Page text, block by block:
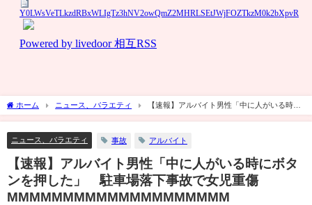
ホーム ニュース、バラエティ
【速報】アルバイト男性「中に人がいる時に
ボタンを押した」 駐車場落下事故で女児重傷MMMMMMMMMMMMMMMMMMMM
ニュース、バラエティ 事故 アルバイト
【速報】アルバイト男性「中に人がいる時にボタ
ンを押した」 駐車場落下事故で女児重傷
MMMMMMMMMMMMMMMMMMMM